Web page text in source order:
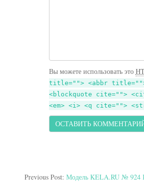
Вы можете использовать это
title=""> <abbr
<blockquote cite="">
<em> <i> <q cite="">
Previous Post: Модель KELA.RU № 924